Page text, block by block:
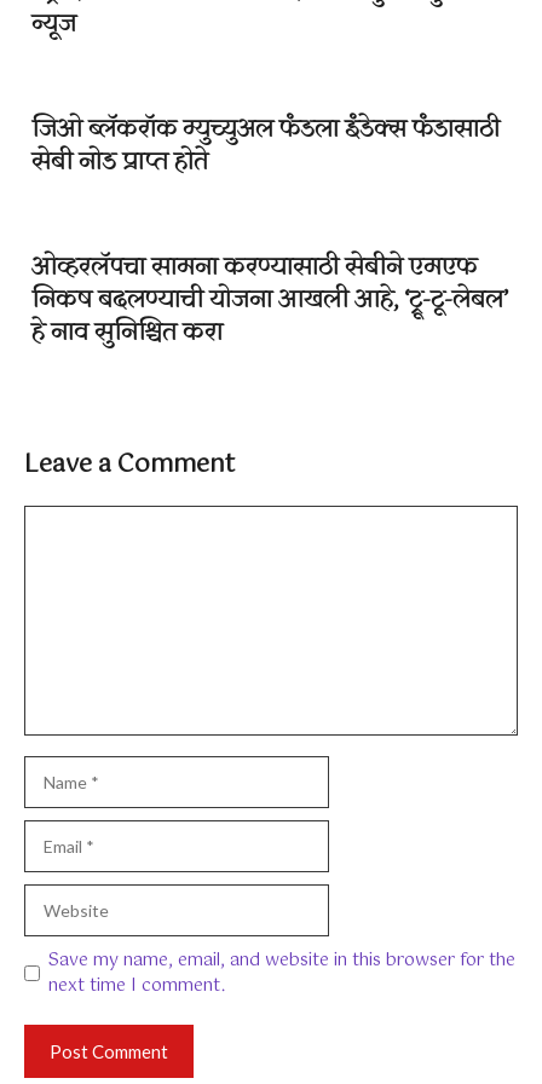
न्यूज
जिओ ब्लॅकरॉक म्युच्युअल फंडला इंडेक्स फंडासाठी
सेबी नोड प्राप्त होते
ओव्हरलॅपचा सामना करण्यासाठी सेबीने एमएफ
निकष बदलण्याची योजना आखली आहे, ‘ट्रू-टू-लेबल’
हे नाव सुनिश्चित करा
Leave a Comment
Comment
Name
Email
Website
Save my name, email, and website in this browser for the
next time I comment.